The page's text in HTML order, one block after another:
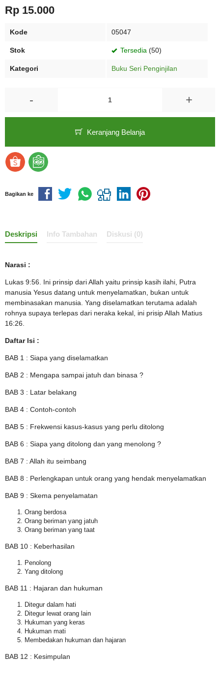
Rp 15.000
Kode 05047
Stok Tersedia (50)
Kategori Buku Seri Penginjilan
- +
Keranjang Belanja
Bagikan ke
Deskripsi Info Tambahan Diskusi (0)
Narasi :
Lukas 9:56. Ini prinsip dari Allah yaitu prinsip kasih ilahi, Putra
manusia Yesus datang untuk menyelamatkan, bukan untuk
membinasakan manusia. Yang diselamatkan terutama adalah
rohnya supaya terlepas dari neraka kekal, ini prisip Allah Matius
16:26.
Daftar Isi :
BAB 1 : Siapa yang diselamatkan
BAB 2 : Mengapa sampai jatuh dan binasa ?
BAB 3 : Latar belakang
BAB 4 : Contoh-contoh
BAB 5 : Frekwensi kasus-kasus yang perlu ditolong
BAB 6 : Siapa yang ditolong dan yang menolong ?
BAB 7 : Allah itu seimbang
BAB 8 : Perlengkapan untuk orang yang hendak menyelamatkan
BAB 9 : Skema penyelamatan
Orang berdosa
Orang beriman yang jatuh
Orang beriman yang taat
BAB 10 : Keberhasilan
Penolong
Yang ditolong
BAB 11 : Hajaran dan hukuman
Ditegur dalam hati
Ditegur lewat orang lain
Hukuman yang keras
Hukuman mati
Membedakan hukuman dan hajaran
BAB 12 : Kesimpulan